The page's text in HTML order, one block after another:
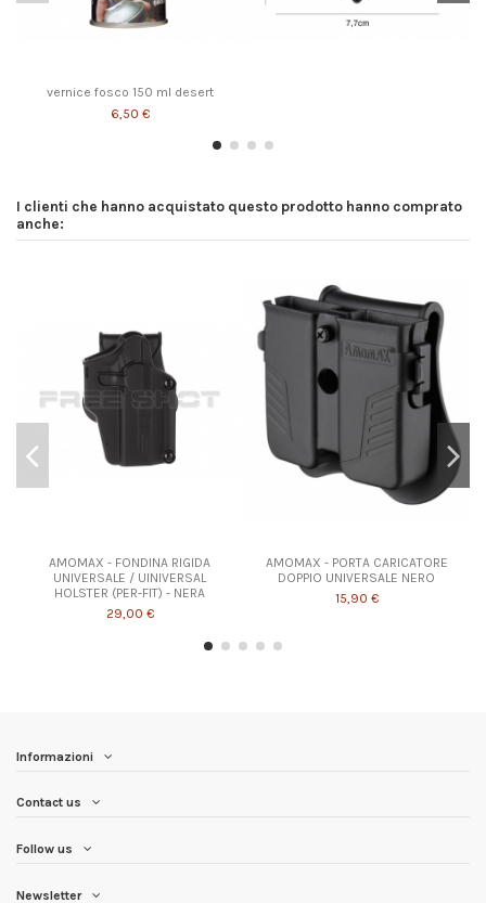
vernice fosco 150 ml desert
6,50 €
I clienti che hanno acquistato questo prodotto hanno comprato
anche:
AMOMAX - FONDINA RIGIDA
UNIVERSALE / UINIVERSAL
HOLSTER (PER-FIT) - NERA
29,00 €
AMOMAX - PORTA CARICATORE
DOPPIO UNIVERSALE NERO
15,90 €
Informazioni
Contact us
Follow us
Newsletter